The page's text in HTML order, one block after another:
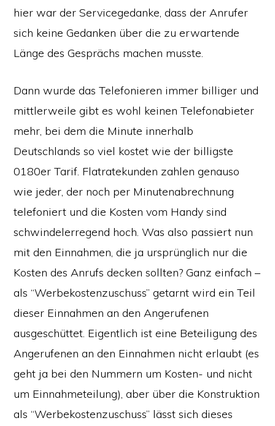
hier war der Servicegedanke, dass der Anrufer
sich keine Gedanken über die zu erwartende
Länge des Gesprächs machen musste.
Dann wurde das Telefonieren immer billiger und
mittlerweile gibt es wohl keinen Telefonabieter
mehr, bei dem die Minute innerhalb
Deutschlands so viel kostet wie der billigste
0180er Tarif. Flatratekunden zahlen genauso
wie jeder, der noch per Minutenabrechnung
telefoniert und die Kosten vom Handy sind
schwindelerregend hoch. Was also passiert nun
mit den Einnahmen, die ja ursprünglich nur die
Kosten des Anrufs decken sollten? Ganz einfach –
als “Werbekostenzuschuss” getarnt wird ein Teil
dieser Einnahmen an den Angerufenen
ausgeschüttet. Eigentlich ist eine Beteiligung des
Angerufenen an den Einnahmen nicht erlaubt (es
geht ja bei den Nummern um Kosten- und nicht
um Einnahmeteilung), aber über die Konstruktion
als “Werbekostenzuschuss” lässt sich dieses